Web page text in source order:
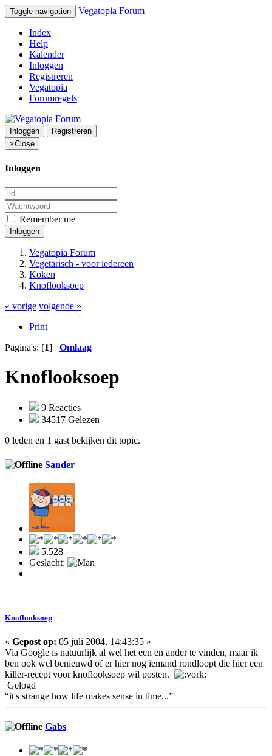
Toggle navigation Vegatopia Forum
Index
Help
Kalender
Inloggen
Registreren
Vegatopia
Forumregels
Inloggen
Registreren
×Close
Inloggen
Remember me
Inloggen
Vegatopia Forum
Vegetarisch - voor iedereen
Koken
Knoflooksoep
« vorige volgende »
Print
Pagina's: [1] Omlaag
Knoflooksoep
9 Reacties
34517 Gelezen
0 leden en 1 gast bekijken dit topic.
Sander
5.528
Geslacht:
Knoflooksoep
« Gepost op: 05 juli 2004, 14:43:35 »
Via Google is natuurlijk al wel het een en ander te vinden, maar ik
ben ook wel benieuwd of er hier nog iemand rondloopt die hier een
killer-recept voor knoflooksoep wil posten.
Gelogd
“it's strange how life makes sense in time...”
Gabs